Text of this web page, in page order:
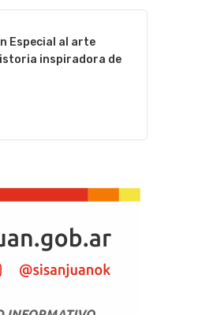
Especial al arte
inspiradora de